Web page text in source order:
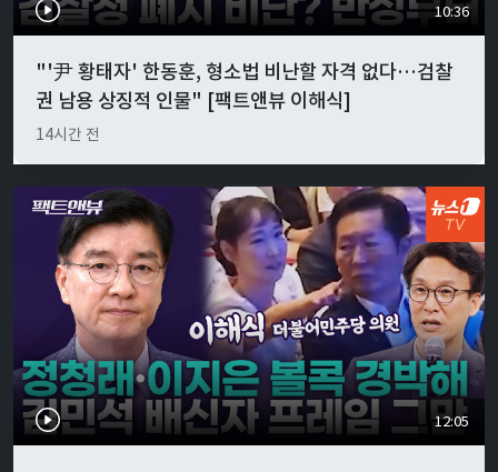
10:36
"'尹 황태자' 한동훈, 형소법 비난할 자격 없다…검찰
권 남용 상징적 인물" [팩트앤뷰 이해식]
14시간 전
12:05